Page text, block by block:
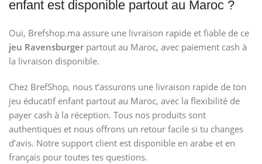
enfant est disponible partout au Maroc ?
Oui, Brefshop.ma assure une livraison rapide et fiable de ce
jeu Ravensburger partout au Maroc, avec paiement cash à
la livraison disponible.
Chez BrefShop, nous t’assurons une livraison rapide de ton
jeu éducatif enfant partout au Maroc, avec la flexibilité de
payer cash à la réception. Tous nos produits sont
authentiques et nous offrons un retour facile si tu changes
d’avis. Notre support client est disponible en arabe et en
français pour toutes tes questions.